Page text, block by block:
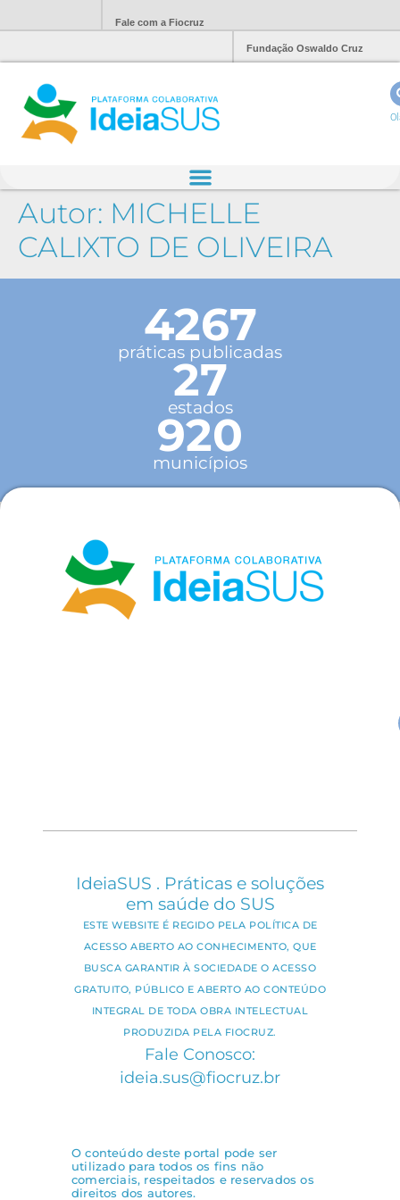
Fale com a Fiocruz
Fundação Oswaldo Cruz
Autor: MICHELLE
CALIXTO DE OLIVEIRA
4267
práticas publicadas
27
estados
920
municípios
IdeiaSUS . Práticas e soluções
em saúde do SUS
ESTE WEBSITE É REGIDO PELA POLÍTICA DE
ACESSO ABERTO AO CONHECIMENTO, QUE
BUSCA GARANTIR À SOCIEDADE O ACESSO
GRATUITO, PÚBLICO E ABERTO AO CONTEÚDO
INTEGRAL DE TODA OBRA INTELECTUAL
PRODUZIDA PELA FIOCRUZ.
Fale Conosco:
ideia.sus@fiocruz.br
O conteúdo deste portal pode ser
utilizado para todos os fins não
comerciais, respeitados e reservados os
direitos dos autores.